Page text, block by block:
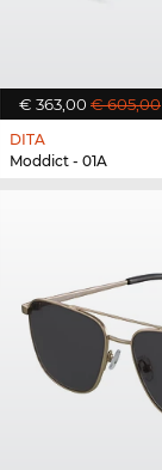
€ 363,00 € 605,00
DITA
Moddict - 01A